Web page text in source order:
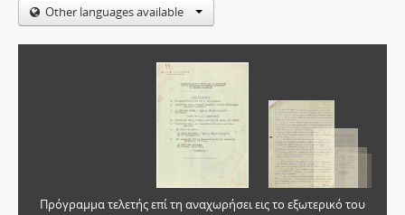
Other languages available
Πρόγραμμα τελετής επί τη αναχωρήσει εις το εξωτερικό του